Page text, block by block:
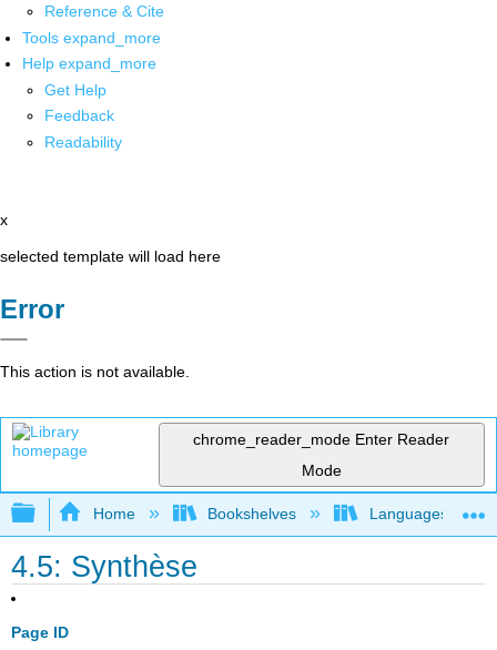
Reference & Cite
Tools expand_more
Help expand_more
Get Help
Feedback
Readability
x
selected template will load here
Error
This action is not available.
chrome_reader_mode Enter Reader
Mode
Expand/collapse global hierarchy
Home Bookshelves Languages
4.5: Synthèse
Page ID